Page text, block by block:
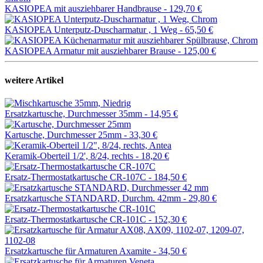
KASIOPEA mit ausziehbarer Handbrause - 129,70 €
KASIOPEA Unterputz-Duscharmatur , 1 Weg - 65,50 €
KASIOPEA Armatur mit ausziehbarer Brause - 125,00 €
weitere Artikel
Ersatzkartusche, Durchmesser 35mm - 14,95 €
Kartusche, Durchmesser 25mm - 33,30 €
Keramik-Oberteil 1/2', 8/24, rechts - 18,20 €
Ersatz-Thermostatkartusche CR-107C - 184,50 €
Ersatzkartusche STANDARD, Durchm. 42mm - 29,80 €
Ersatz-Thermostatkartusche CR-101C - 152,30 €
Ersatzkartusche für Armaturen Axamite - 34,50 €